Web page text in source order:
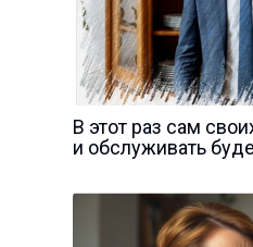
В этот раз сам
и обслуживать